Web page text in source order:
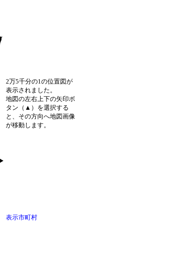
2万5千分の1の位置図が
表示されました。
地図の左右上下の矢印ボ
タン（▲）を選択する
と、その方向へ地図画像
が移動します。
表示市町村